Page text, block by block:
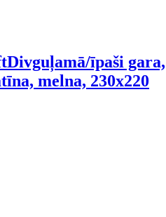
Divguļamā/īpaši gara,
melna, 230x220